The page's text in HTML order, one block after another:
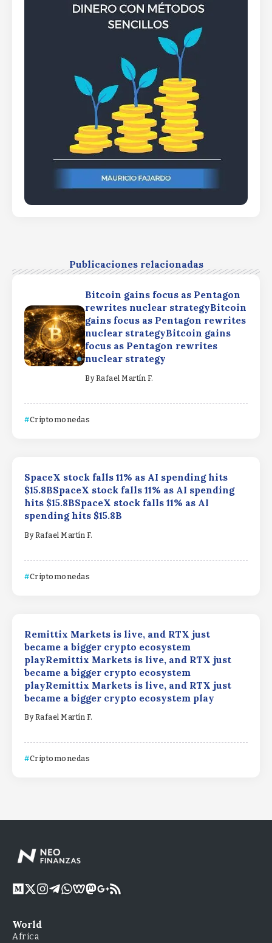
Publicaciones relacionadas
Bitcoin gains focus as Pentagon
rewrites nuclear strategyBitcoin
gains focus as Pentagon rewrites
nuclear strategyBitcoin gains
focus as Pentagon rewrites
nuclear strategy
By Rafael Martín F.
Criptomonedas
SpaceX stock falls 11% as AI spending hits
$15.8BSpaceX stock falls 11% as AI spending
hits $15.8BSpaceX stock falls 11% as AI
spending hits $15.8B
By Rafael Martín F.
Criptomonedas
Remittix Markets is live, and RTX just
became a bigger crypto ecosystem
playRemittix Markets is live, and RTX just
became a bigger crypto ecosystem
playRemittix Markets is live, and RTX just
became a bigger crypto ecosystem play
By Rafael Martín F.
Criptomonedas
World
Africa